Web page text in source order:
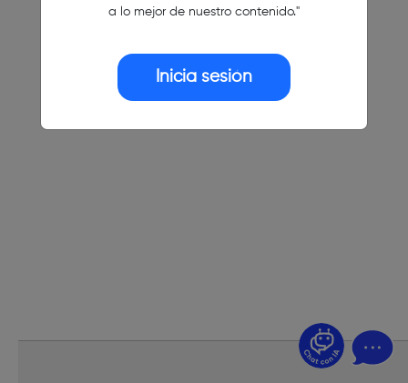
a lo mejor de nuestro contenido."
Inicia sesión